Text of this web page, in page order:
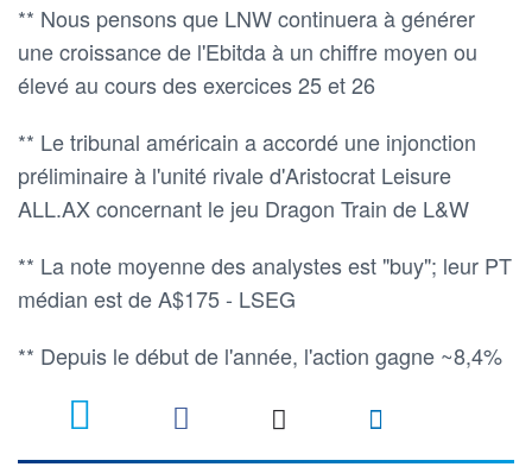
** Nous pensons que LNW continuera à générer
une croissance de l'Ebitda à un chiffre moyen ou
élevé au cours des exercices 25 et 26
** Le tribunal américain a accordé une injonction
préliminaire à l'unité rivale d'Aristocrat Leisure
ALL.AX concernant le jeu Dragon Train de L&W
** La note moyenne des analystes est "buy"; leur PT
médian est de A$175 - LSEG
** Depuis le début de l'année, l'action gagne ~8,4%